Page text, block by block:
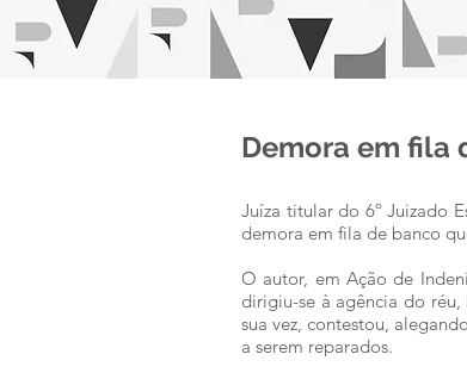
Demora em fila
Juíza titular do 6º Juizado
demora em fila de banco
O autor, em Ação de
dirigiu-se à agência do
sua vez, contestou,
a serem reparados.